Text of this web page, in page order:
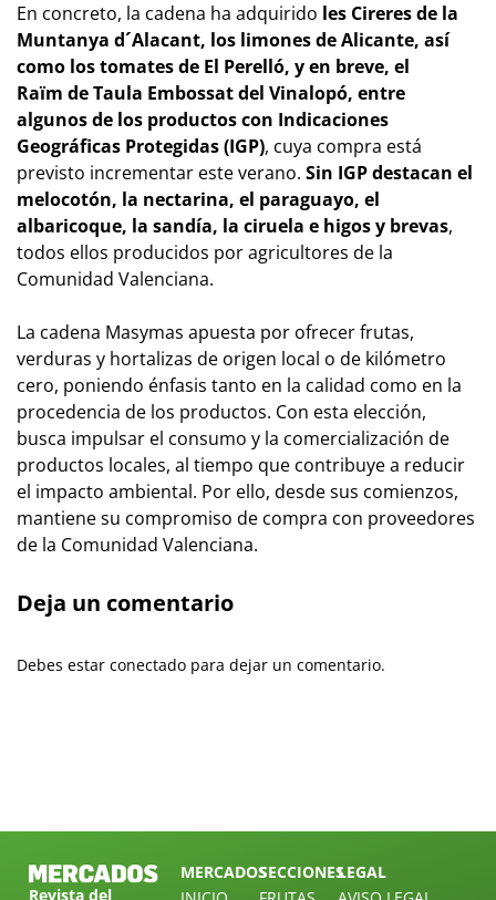
En concreto, la cadena ha adquirido les Cireres de la
Muntanya d´Alacant, los limones de Alicante, así
como los tomates de El Perelló, y en breve, el
Raïm de Taula Embossat del Vinalopó, entre
algunos de los productos con Indicaciones
Geográficas Protegidas (IGP), cuya compra está
previsto incrementar este verano. Sin IGP destacan el
melocotón, la nectarina, el paraguayo, el
albaricoque, la sandía, la ciruela e higos y brevas,
todos ellos producidos por agricultores de la
Comunidad Valenciana.
La cadena Masymas apuesta por ofrecer frutas,
verduras y hortalizas de origen local o de kilómetro
cero, poniendo énfasis tanto en la calidad como en la
procedencia de los productos. Con esta elección,
busca impulsar el consumo y la comercialización de
productos locales, al tiempo que contribuye a reducir
el impacto ambiental. Por ello, desde sus comienzos,
mantiene su compromiso de compra con proveedores
de la Comunidad Valenciana.
Deja un comentario
Debes estar conectado para dejar un comentario.
Revista del
MERCADOSSECCIONESLEGAL